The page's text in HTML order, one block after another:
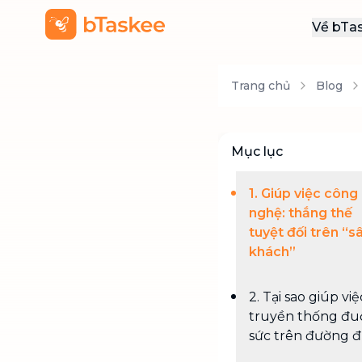
Về
Trang chủ Blog
Mục lục
1. Giúp việc công
nghệ: thắng thế
tuyệt đối trên
khách”
2. Tại sao giúp
truyền thống
sức trên đường